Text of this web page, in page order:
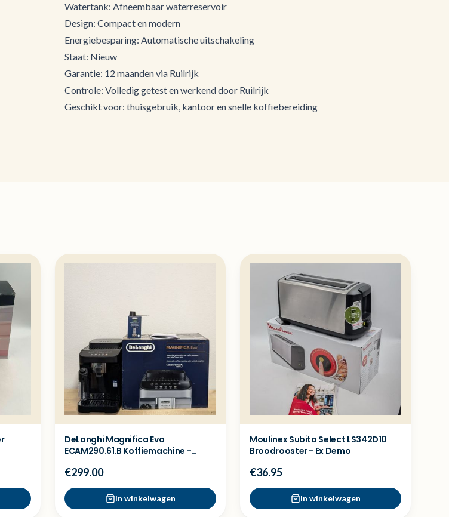
Watertank: Afneembaar waterreservoir
Design: Compact en modern
Energiebesparing: Automatische uitschakeling
Staat: Nieuw
Garantie: 12 maanden via Ruilrijk
Controle: Volledig getest en werkend door Ruilrijk
Geschikt voor: thuisgebruik, kantoor en snelle koffiebereiding
DeLonghi Magnifica Evo
ECAM290.61.B Koffiemachine -
€299.00
In winkelwagen
Moulinex Subito Select LS342D10
Broodrooster - Ex Demo
€36.95
In winkelwagen